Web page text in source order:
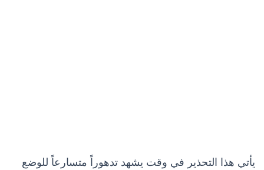
يأتي هذا التحذير في وقت يشهد تدهوراً متسارعاً للوضع